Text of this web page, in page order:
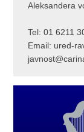
Aleksandera
Tel: 01 6211
Email: ured-